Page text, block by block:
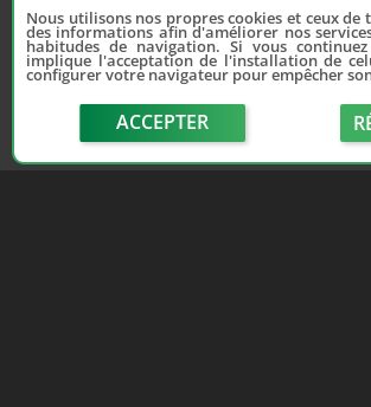
Nous utilisons nos propres cookies et ceux
des informations afin d'améliorer nos
habitudes de navigation. Si vous
implique l'acceptation de l'installation de
configurer votre navigateur pour empêcher
ACCEPTER